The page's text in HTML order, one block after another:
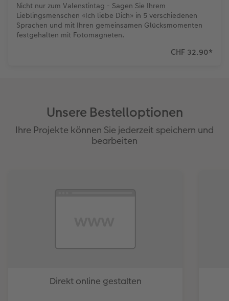
Nicht nur zum Valenstintag - Sagen Sie Ihrem
Lieblingsmenschen «Ich liebe Dich» in 5 verschiedenen
Sprachen und mit Ihren gemeinsamen Glücksmomenten
festgehalten mit Fotomagneten.
CHF 32.90*
Unsere Bestelloptionen
Ihre Projekte können Sie jederzeit speichern und
bearbeiten
Direkt online gestalten